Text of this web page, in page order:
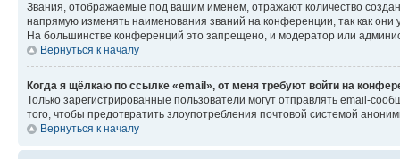
Звания, отображаемые под вашим именем, отражают количество
напрямую изменять наименования званий на конференции, так как
На большинстве конференций это запрещено, и модератор или
Вернуться к началу
Когда я щёлкаю по ссылке «email», от меня требуют войти на
Только зарегистрированные пользователи могут отправлять email-
того, чтобы предотвратить злоупотребления почтовой системой
Вернуться к началу